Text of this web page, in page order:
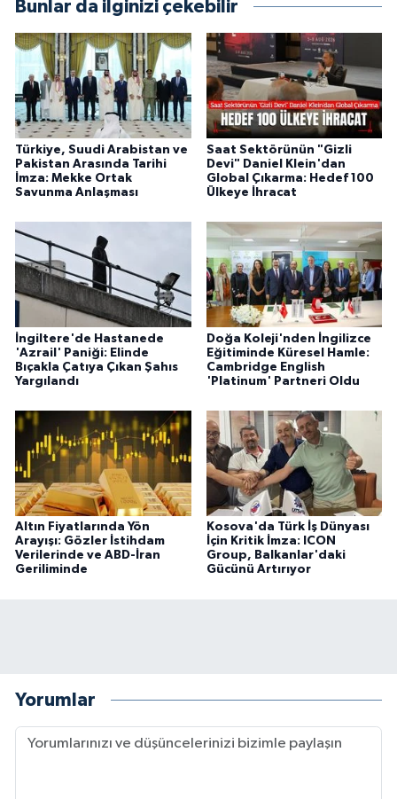
Bunlar da ilginizi çekebilir
Türkiye, Suudi Arabistan ve
Pakistan Arasında Tarihi
İmza: Mekke Ortak
Savunma Anlaşması
Saat Sektörünün "Gizli
Devi" Daniel Klein'dan
Global Çıkarma: Hedef 100
Ülkeye İhracat
İngiltere'de Hastanede
'Azrail' Paniği: Elinde
Bıçakla Çatıya Çıkan Şahıs
Yargılandı
Doğa Koleji'nden İngilizce
Eğitiminde Küresel Hamle:
Cambridge English
'Platinum' Partneri Oldu
Altın Fiyatlarında Yön
Arayışı: Gözler İstihdam
Verilerinde ve ABD-İran
Geriliminde
Kosova'da Türk İş Dünyası
İçin Kritik İmza: ICON
Group, Balkanlar'daki
Gücünü Artırıyor
Yorumlar